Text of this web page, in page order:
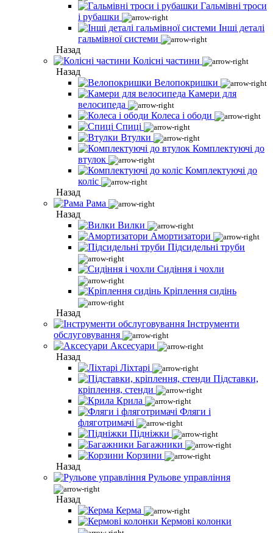
Гальмівні троси
і рубашки
Інші деталі
гальмівної системи
Назад
Колісні частини
Назад
Велопокришки
Камери для
велосипеда
Колеса і ободи
Спиці
Втулки
Комплектуючі до
втулок
Комплектуючі до
коліс
Назад
Рама
Назад
Вилки
Амортизатори
Підсидельні труби
Сидіння і чохли
Кріплення сидінь
Назад
Інструменти
обслуговування
Аксесуари
Назад
Ліхтарі
Підставки,
кріплення, стенди
Крила
Фляги і
фляготримачі
Підніжки
Багажники
Корзини
Назад
Рульове управління
Назад
Керма
Кермові колонки